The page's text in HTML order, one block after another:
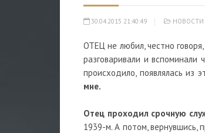
30.04.2015 21:40:49 НОВОСТИ
ОТЕЦ не любил, честно
разговаривали и
происходило, появлялась из
мне.
Отец проходил срочную
1939-м. А потом, вернувшись,